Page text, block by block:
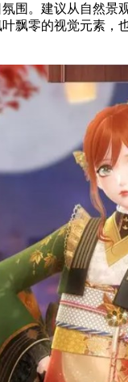
围。建议从自然景
飘零的视觉元素，